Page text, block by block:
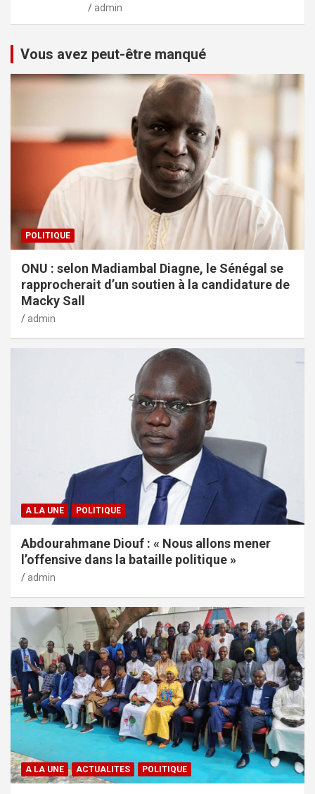
admin
Vous avez peut-être manqué
POLITIQUE
ONU : selon Madiambal Diagne, le Sénégal se
rapprocherait d’un soutien à la candidature de
Macky Sall
admin
A LA UNE POLITIQUE
Abdourahmane Diouf : « Nous allons mener
l’offensive dans la bataille politique »
admin
A LA UNE ACTUALITES POLITIQUE